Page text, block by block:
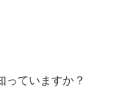
っていますか？